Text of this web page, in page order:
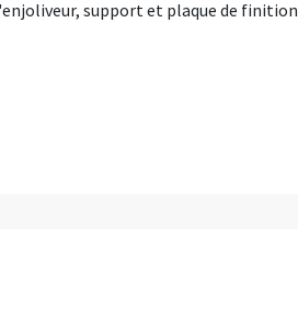
support et plaque de finition